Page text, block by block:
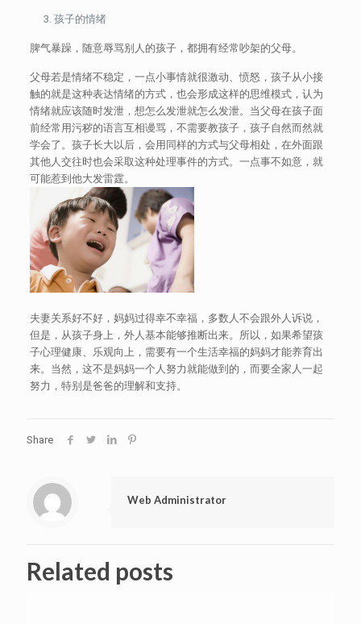
孩子的情绪
脾气暴躁，随意辱骂别人的孩子，都拥有经常吵架的父母。
父母若是情绪不稳定，一点小事情就很激动、愤怒，孩子从小接
触的就是这种表达情绪的方式，也会形成这样的思维模式，认为
情绪就应该随时发泄，想怎么发泄就怎么发泄。当父母在孩子面
前经常用污秽的语言互相谩骂，不需要教孩子，孩子自然而然就
学会了。孩子长大以后，会用同样的方式与父母相处，在外面跟
其他人交往时也会采取这种处理事件的方式。一点事不如意，就
可能惹到他大发雷霆。
夫妻关系好不好，妈妈过得幸不幸福，多数人不会跟外人诉说，
但是，从孩子身上，外人基本能够推断出来。所以，如果希望孩
子心理健康、乐观向上，需要有一个生活幸福的妈妈才能养育出
来。当然，这不是妈妈一个人努力就能做到的，而要全家人一起
努力，特别是爸爸的理解和支持。
Share
Web Administrator
Related posts